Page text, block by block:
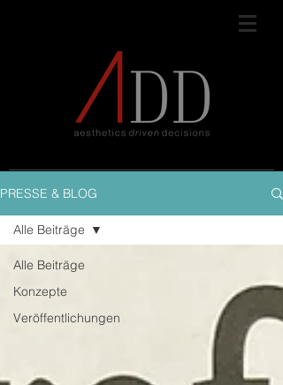
PRESSE & BLOG
Alle Beiträge
Konzepte
Veröffentlichungen
Alle Beiträge